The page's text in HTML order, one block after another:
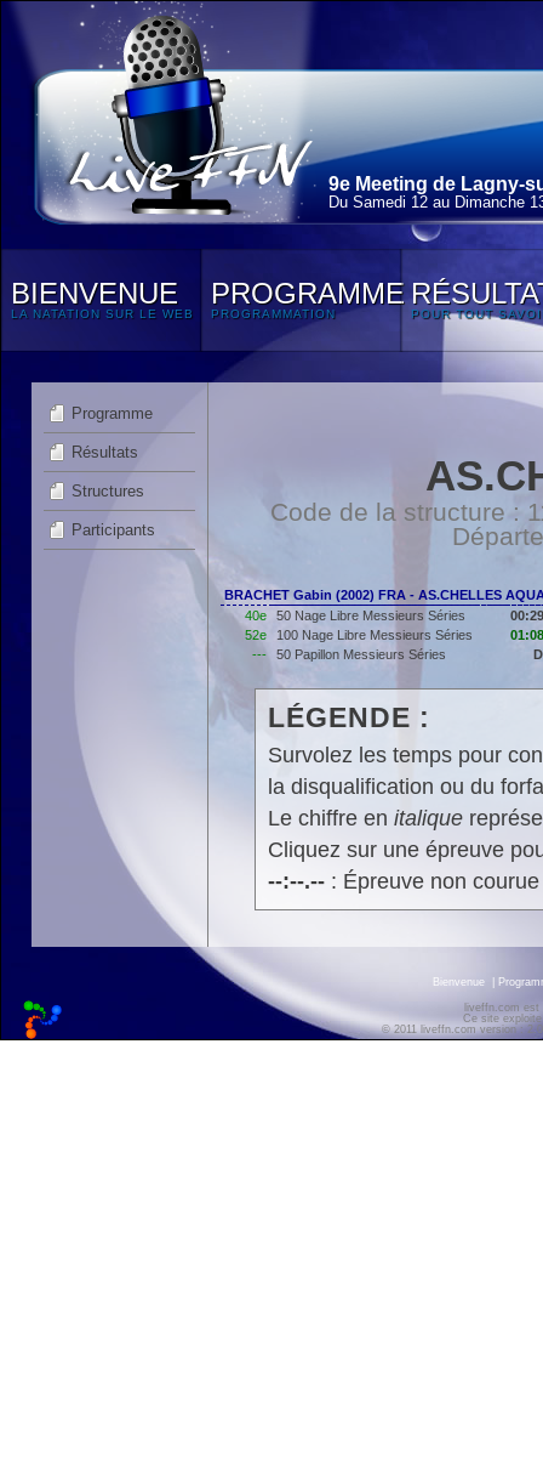
9e Meeting de Lagny-
Du Samedi 12 au Dimanche
BIENVENUE
LA NATATION SUR LE WEB
PROGRAMME
PROGRAMMATION POUR TOUT
Programme
Résultats
Structures
Participants
Code de la structure :
BRACHET Gabin (2002) FRA - AS.CHELLES
40e
50 Nage Libre Messieurs Séries
52e
100 Nage Libre Messieurs Séries
---
50 Papillon Messieurs Séries
LÉGENDE :
Survolez les temps pour
la disqualification ou du
Le chiffre en italique
Cliquez sur une épreuve
--:--.--: Épreuve non
Bienvenue
liveffn.com est
Ce site
© 2011 liveffn.com version :